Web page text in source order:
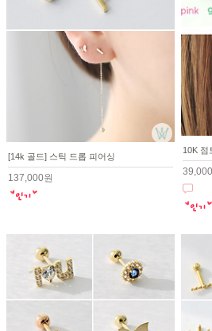
[14k 골드] 스틱 드롭 피어싱
137,000원
10K 점